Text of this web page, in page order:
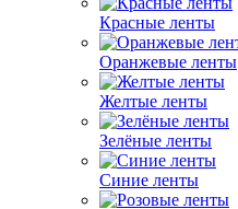
Красные ленты
Оранжевые ленты
Желтые ленты
Зелёные ленты
Синие ленты